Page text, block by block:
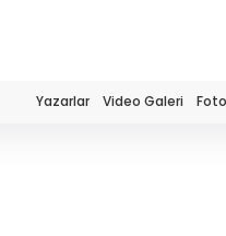
Yazarlar Video Galeri